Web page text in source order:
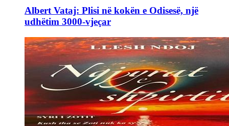
Albert Vataj: Plisi në kokën e Odisesë, një
udhëtim 3000-vjeçar